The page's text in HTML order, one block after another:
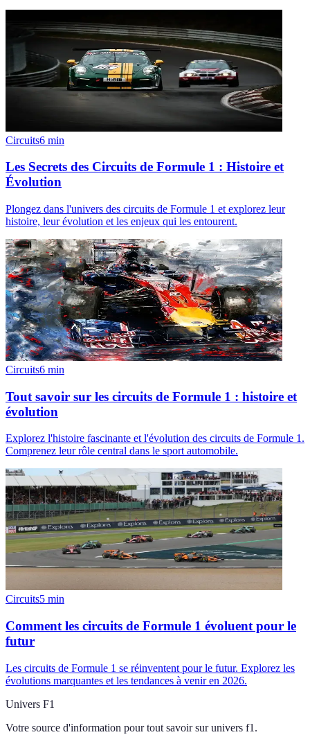
Circuits6 min
Les Secrets des Circuits de Formule 1 : Histoire et
Évolution
Plongez dans l'univers des circuits de Formule 1 et explorez leur
histoire, leur évolution et les enjeux qui les entourent.
Circuits6 min
Tout savoir sur les circuits de Formule 1 : histoire et
évolution
Explorez l'histoire fascinante et l'évolution des circuits de Formule 1.
Comprenez leur rôle central dans le sport automobile.
Circuits5 min
Comment les circuits de Formule 1 évoluent pour le
futur
Les circuits de Formule 1 se réinventent pour le futur. Explorez les
évolutions marquantes et les tendances à venir en 2026.
Univers F1
Votre source d'information pour tout savoir sur univers f1 .